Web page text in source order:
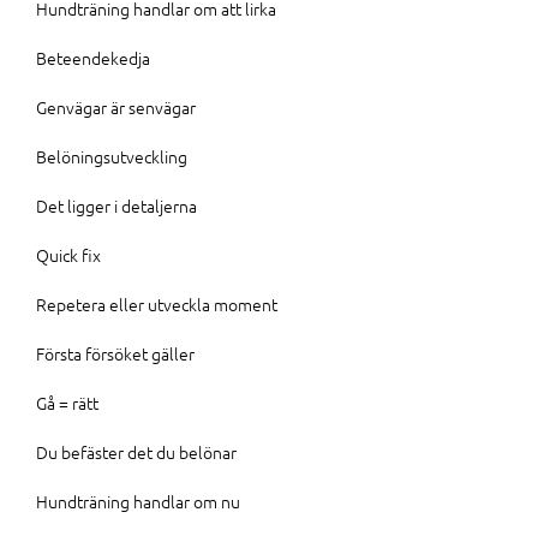
Hundträning handlar om att lirka
Beteendekedja
Genvägar är senvägar
Belöningsutveckling
Det ligger i detaljerna
Quick fix
Repetera eller utveckla moment
Första försöket gäller
Gå = rätt
Du befäster det du belönar
Hundträning handlar om nu